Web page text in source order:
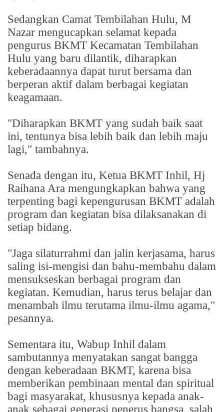
Sedangkan Camat Tembilahan Hulu, M
Nazar mengucapkan selamat kepada
pengurus BKMT Kecamatan Tembilahan
Hulu yang baru dilantik, diharapkan
keberadaannya dapat turut bersama dan
berperan aktif dalam berbagai kegiatan
keagamaan.
"Diharapkan BKMT yang sudah baik saat
ini, tentunya bisa lebih baik dan lebih maju
lagi," tambahnya.
Senada dengan itu, Ketua BKMT Inhil, Hj
Raihana Ara mengungkapkan bahwa yang
terpenting bagi kepengurusan BKMT adalah
program dan kegiatan bisa dilaksanakan di
setiap bidang.
"Jaga silaturrahmi dan jalin kerjasama, harus
saling isi-mengisi dan bahu-membahu dalam
mensukseskan berbagai program dan
kegiatan. Kemudian, harus terus belajar dan
menambah ilmu terutama ilmu-ilmu agama,"
pesannya.
Sementara itu, Wabup Inhil dalam
sambutannya menyatakan sangat bangga
dengan keberadaan BKMT, karena bisa
memberikan pembinaan mental dan spiritual
bagi masyarakat, khususnya kepada anak-
anak sebagai generasi penerus bangsa, salah